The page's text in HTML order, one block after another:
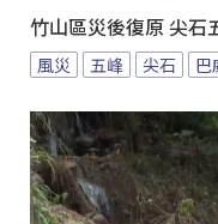
竹山區災後復原 尖石
風災 五峰 尖石 巴